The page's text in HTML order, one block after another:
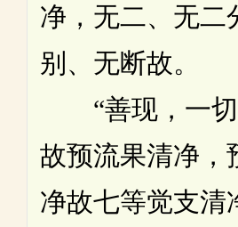
净，无二、无二
别、无断故。
“善现，一切
故预流果清净，
净故七等觉支清